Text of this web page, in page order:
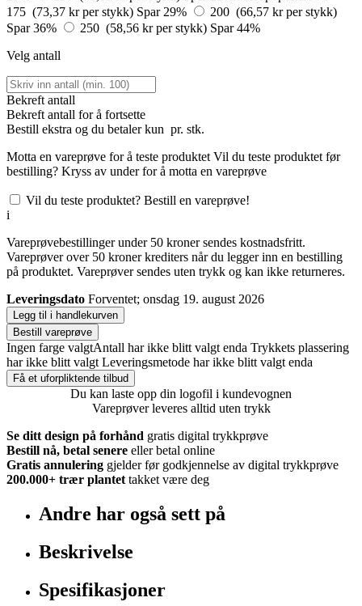
175 (73,37 kr per stykk) Spar 29%
200 (66,57 kr per stykk)
Spar 36%
250 (58,56 kr per stykk) Spar 44%
Velg antall
Bekreft antall
Bekreft antall for å fortsette
Bestill ekstra og du betaler kun pr. stk.
Motta en vareprøve for å teste produktet Vil du teste produktet før
bestilling? Kryss av under for å motta en vareprøve
Vil du teste produktet? Bestill en vareprøve!
i
Vareprøvebestillinger under 50 kroner sendes kostnadsfritt.
Vareprøver over 50 kroner krediters når du legger inn en bestilling
på produktet. Vareprøver sendes uten trykk og kan ikke returneres.
Leveringsdato Forventet; onsdag 19. august 2026
Legg til i handlekurven
Bestill vareprøve
Ingen farge valgtAntall har ikke blitt valgt enda Trykkets plassering
har ikke blitt valgt Leveringsmetode har ikke blitt valgt enda
Få et uforpliktende tilbud
Du kan laste opp din logofil i kundevognen
Vareprøver leveres alltid uten trykk
Se ditt design på forhånd gratis digital trykkprøve
Bestill nå, betal senere eller betal online
Gratis annulering gjelder før godkjennelse av digital trykkprøve
200.000+ trær plantet takket være deg
Andre har også sett på
Beskrivelse
Spesifikasjoner